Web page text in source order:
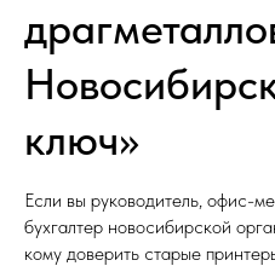
ключ»
Если вы руководитель, офис-
бухгалтер новосибирской
кому доверить старые